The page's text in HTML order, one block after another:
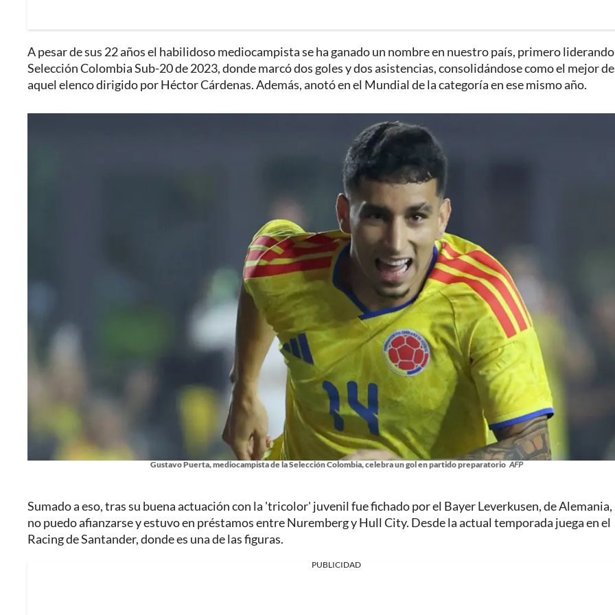
A pesar de sus 22 años el habilidoso mediocampista se ha ganado un nombre en nuestro país, primero
Selección Colombia Sub-20 de 2023, donde marcó dos goles y dos asistencias, consolidándose como el mejor de
aquel elenco dirigido por Héctor Cárdenas. Además, anotó en el Mundial de la categoría en ese mismo año.
Gustavo Puerta, mediocampista de la Selección Colombia, celebra un gol en partido preparatorio AFP
Sumado a eso, tras su buena actuación con la 'tricolor' juvenil fue fichado por el Bayer Leverkusen, de
no puedo afianzarse y estuvo en préstamos entre Nuremberg y Hull City. Desde la actual temporada juega en el
Racing de Santander, donde es una de las figuras.
PUBLICIDAD